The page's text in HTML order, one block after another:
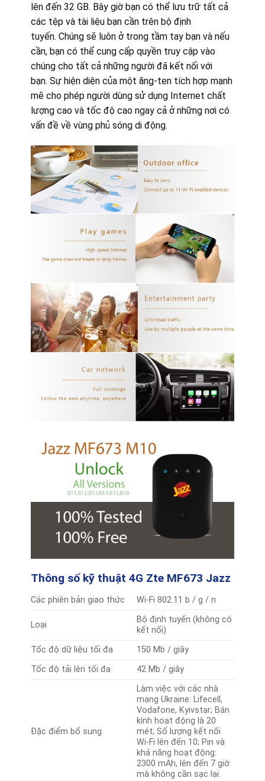
lên đến 32 GB. Bây giờ bạn có thể lưu trữ tất cả
các tệp và tài liệu bạn cần trên bộ định
tuyến. Chúng sẽ luôn ở trong tầm tay bạn và nếu
cần, bạn có thể cung cấp quyền truy cập vào
chúng cho tất cả những người đã kết nối với
bạn. Sự hiện diện của một ăng-ten tích hợp mạnh
mẽ cho phép người dùng sử dụng Internet chất
lượng cao và tốc độ cao ngay cả ở những nơi có
vấn đề về vùng phủ sóng di động.
Thông số kỹ thuật 4G Zte MF673 Jazz
Các phiên bản giao thức Wi-Fi 802.11 b / g / n
Loại
Bộ định tuyến (không có
kết nối)
Tốc độ dữ liệu tối đa
150 Mb / giây
Tốc độ tải lên tối đa
42 Mb / giây
Đặc điểm bổ sung
Làm việc với các nhà
mạng Ukraine: Lifecell,
Vodafone, Kyivstar; Bán
kính hoạt động là 20
mét; Số lượng kết nối
Wi-Fi lên đến 10; Pin và
khả năng hoạt động:
2300 mAh, lên đến 7 giờ
mà không cần sạc lại.